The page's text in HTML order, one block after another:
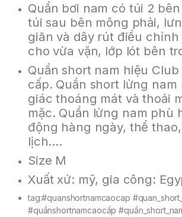
Quần bơi nam có túi 2
túi sau bên mông phải,
giãn và dây rút điều
cho vừa vặn, lớp lót bên
Quần short nam hiệu Club
cấp. Quần short lửng nam
giác thoáng mát và thoải
mặc. Quần lửng nam phù
động hàng ngày, thể
lịch….
Size M
Xuất xứ: mỹ, gia công:
tag:#quanshortnamcaocap
#quầnshortnamcaocấp